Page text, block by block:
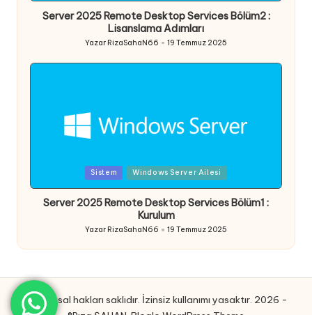
Server 2025 Remote Desktop Services Bölüm2 :
Lisanslama Adımları
Posted
Yazar RizaSahaN66 19 Temmuz 2025
in
Sistem Windows Server Ailesi
Server 2025 Remote Desktop Services Bölüm1 :
Kurulum
Posted
by
Yazar RizaSahaN66 19 Temmuz 2025
Tüm yasal hakları saklıdır. İzinsiz kullanımı yasaktır. 2026 -